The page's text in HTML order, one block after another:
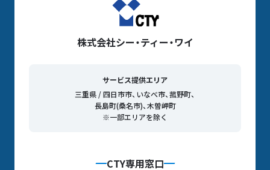
株式会社シー・ティー・ワイ
サービス提供エリア
三重県 / 四日市市、いなべ市、菰野町、
長島町(桑名市)、木曽岬町
※一部エリアを除く
CTY専用窓口